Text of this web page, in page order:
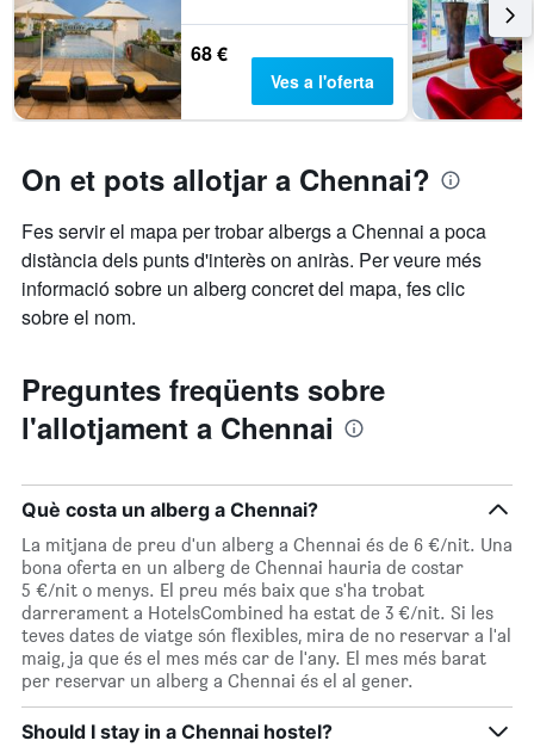
mostra
els
dies
de
la
gràfic
té
eix
Y
que
mostra
d'una
habitació
68 €
Ves a l'oferta
On et pots allotjar a Chennai?
Fes servir el mapa per trobar albergs a Chennai a poca
distància dels punts d'interès on aniràs. Per veure més
informació sobre un alberg concret del mapa, fes clic
sobre el nom.
Preguntes freqüents sobre
l'allotjament a Chennai
Què costa un alberg a Chennai?
La mitjana de preu d'un alberg a Chennai és de 6 €/nit. Una
bona oferta en un alberg de Chennai hauria de costar
5 €/nit o menys. El preu més baix que s'ha trobat
darrerament a HotelsCombined ha estat de 3 €/nit. Si les
teves dates de viatge són flexibles, mira de no reservar a l'al
maig, ja que és el mes més car de l'any. El mes més barat
per reservar un alberg a Chennai és el al gener.
Should I stay in a Chennai hostel?